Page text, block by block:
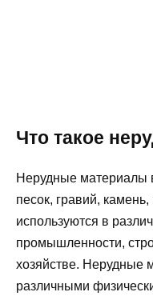
Что такое
Нерудные материалы
песок, гравий,
используются в
промышленности,
хозяйстве. Нерудные
различными